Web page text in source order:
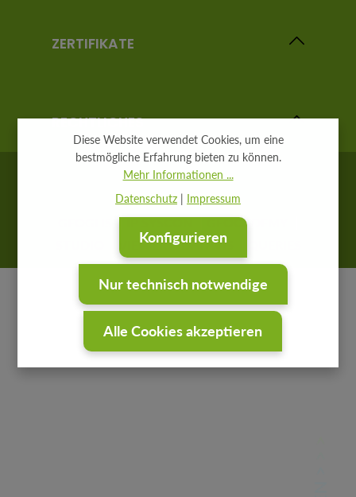
ZERTIFIKATE
RECHTLICHES
IP SYSCON
GEOCADEMY
VIEWER DATAVIS
Diese Website verwendet Cookies, um eine
bestmögliche Erfahrung bieten zu können.
Mehr Informationen ...
Datenschutz | Impressum
Nur technisch notwendige
Konfigurieren
Alle Cookies akzeptieren